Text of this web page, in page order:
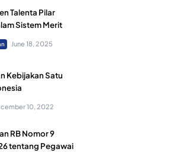
Talenta Pilar
Sistem Merit
June 18, 2025
Kebijakan Satu
10, 2022
RB Nomor 9
tentang Pegawai